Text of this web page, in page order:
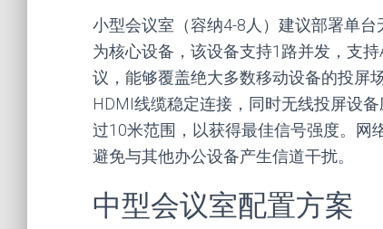
小型会议室（容纳4-8人）建议部署单
为核心设备，该设备支持1路并发，支
议，能够覆盖绝大多数移动设备的投屏
HDMI线缆稳定连接，同时无线投屏设
过10米范围，以获得最佳信号强度。网
避免与其他办公设备产生信道干扰。
中型会议室配置方案